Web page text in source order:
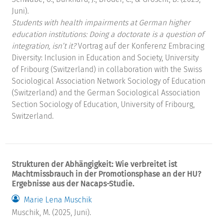
Juni).
Students with health impairments at German higher
education institutions: Doing a doctorate is a question of
integration, isn’t it?Vortrag auf der Konferenz Embracing
Diversity: Inclusion in Education and Society, University
of Fribourg (Switzerland) in collaboration with the Swiss
Sociological Association Network Sociology of Education
(Switzerland) and the German Sociological Association
Section Sociology of Education, University of Fribourg,
Switzerland.
Strukturen der Abhängigkeit: Wie verbreitet ist
Machtmissbrauch in der Promotionsphase an der HU?
Ergebnisse aus der Nacaps-Studie.
Marie Lena Muschik
Muschik, M. (2025, Juni).